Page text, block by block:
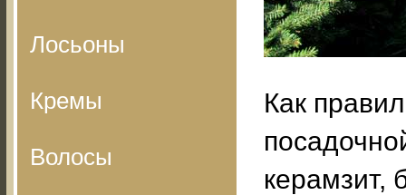
Лосьоны
Кремы
Волосы
Как
керамзит,